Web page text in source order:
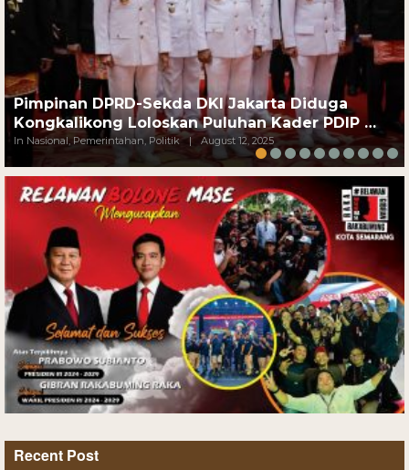
Pimpinan DPRD-Sekda DKI Jakarta Diduga
Kongkalikong Loloskan Puluhan Kader PDIP …
In Nasional, Pemerintahan, Politik | August 12, 2025
Recent Post